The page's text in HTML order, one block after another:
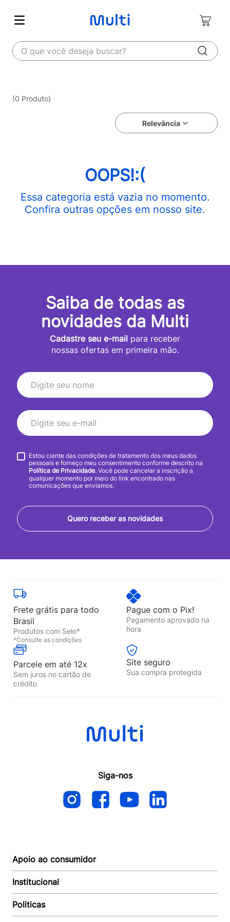
O que você deseja buscar?
0 Produto
Relevância
OOPS!
Saiba de todas as
novidades da Multi
Cadastre seu e-mail para receber
nossas ofertas em primeira mão.
Quero receber as novidades
Estou ciente das condições de tratamento dos meus dados
pessoais e forneço meu consentimento conforme descrito na
Política de Privacidade. Você pode cancelar a inscrição a
qualquer momento por meio do link encontrado nas
comunicações que enviamos.
Frete grátis para todo
Brasil
Produtos com Selo*
*Consulte as condições
Pague com o Pix!
Pagamento aprovado na
hora
Parcele em até 12x
Sem juros no cartão de
crédito
Site seguro
Sua compra protegida
Siga-nos
Apoio ao consumidor
Autoatendimento
Suporte e reparo
Acompanhar Entrega
Institucional
Quem somos
Revendedor
Politicas